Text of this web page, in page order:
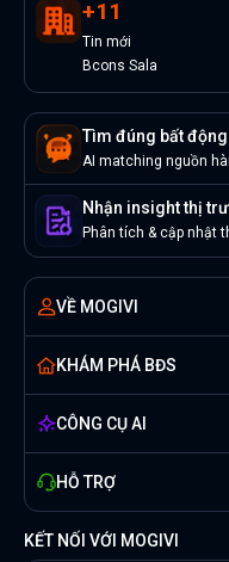
+11
Tin mới
Bcons Sala
Tìm đúng bất
AI matching nguồn
Nhận insight thị
Phân tích & cập nhật
VỀ MOGIVI
KHÁM PHÁ BĐS
CÔNG CỤ AI
HỖ TRỢ
KẾT NỐI VỚI MOGIVI